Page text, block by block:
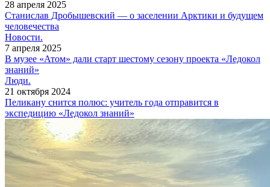
28 апреля 2025
Станислав Дробышевский — о заселении Арктики и будущем
человечества
Новости.
7 апреля 2025
В музее «Атом» дали старт шестому сезону проекта «Ледокол
знаний»
Люди.
21 октября 2024
Пеликану снится полюс: учитель года отправится в
экспедицию «Ледокол знаний»